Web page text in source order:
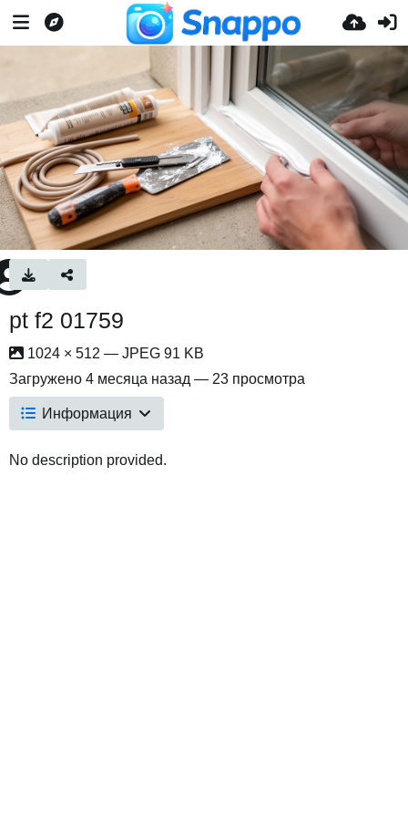
pt f2 01759
1024 × 512 — JPEG 91 KB
Загружено 4 месяца назад — 23 просмотра
Информация
No description provided.